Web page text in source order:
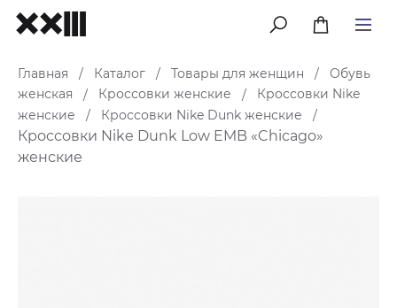
меню
Главная / Каталог / Товары для женщин /
Обувь
женская
/ Кроссовки женские /
Кроссовки Nike
женские
/ Кроссовки Nike Dunk женские /
Кроссовки Nike Dunk Low EMB «Chicago»
женские